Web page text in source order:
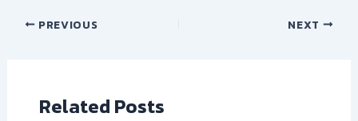
PREVIOUS NEXT
Related Posts